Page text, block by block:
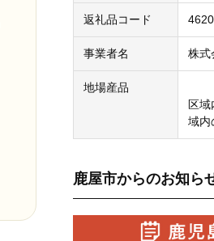
返礼品コード
事業者名 株式
地場産品
区
域内
鹿屋市からのお知ら